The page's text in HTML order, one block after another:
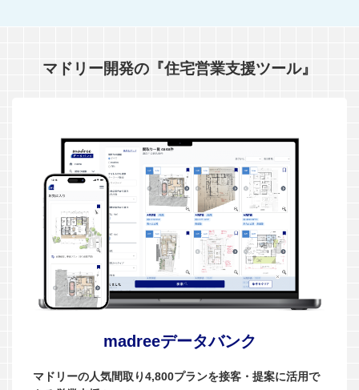
マドリー開発の『住宅営業支援ツール』
madreeデータバンク
マドリーの人気間取り4,800プランを接客・提案に活用で